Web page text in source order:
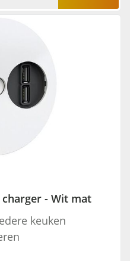
charger - Wit mat
keuken